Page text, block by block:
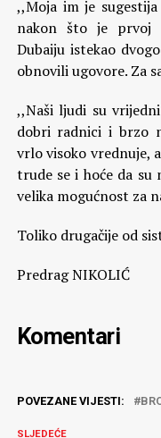
,,Moja im je
nakon što je prvoj
Dubaiju istekao
obnovili ugovore. Za
,,Naši ljudi su
dobri radnici i brzo
vrlo visoko vrednuje,
trude se i hoće da
velika mogućnost za
Toliko drugačije od
Predrag NIKOLIĆ
Komentari
POVEZANE VIJESTI:
SLJEDEĆE